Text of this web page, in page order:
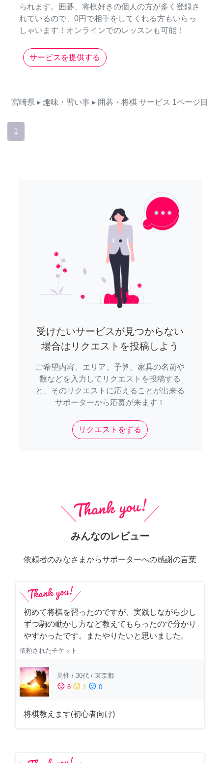
られます。囲碁、将棋好きの個人の方が多く登録さ
れているので、0円で相手をしてくれる方もいらっ
しゃいます！オンラインでのレッスンも可能！
サービスを提供する
宮崎県 ▸ 趣味・習い事 ▸ 囲碁・将棋 サービス 1ページ目
1
受けたいサービスが見つからない
場合はリクエストを投稿しよう
ご希望内容、エリア、予算、家具の名前や
数などを入力してリクエストを投稿する
と、そのリクエストに応えることが出来る
サポーターから応募が来ます！
リクエストをする
みんなのレビュー
依頼者のみなさまからサポーターへの感謝の言葉
初めて将棋を習ったのですが、実践しながら少し
ずつ駒の動かし方など教えてもらったので分かり
やすかったです。またやりたいと思いました。
依頼されたチケット
男性 / 30代 / 東京都
sentiment_satisfied 6 sentiment_neutral 1 sentiment_dissatisfied 0
将棋教えます(初心者向け)